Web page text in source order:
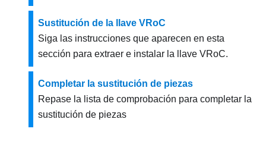
Sustitución de la llave VRoC
Siga las instrucciones que aparecen en esta
sección para extraer e instalar la llave VRoC.
Completar la sustitución de piezas
Repase la lista de comprobación para completar la
sustitución de piezas